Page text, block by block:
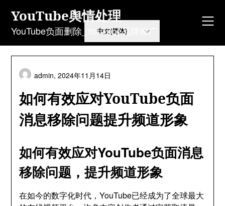
content
YouTube舆情处理
YouTube负面删除_YouTube品牌推广
如何有效应对YouTube负面
消息移除问题提升频道形象
admin,2024年11月14日
如何有效应对YouTube负面消息
移除问题，提升频道形象
在如今的数字化时代，YouTube已经成为了全球最大